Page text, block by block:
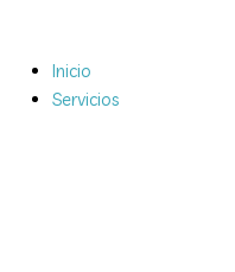
contenido
Inicio
Servicios